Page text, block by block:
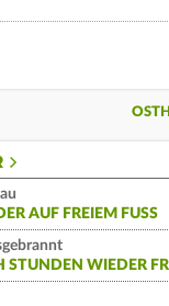
AUF FREIEM FUSS
STUNDEN WIEDER